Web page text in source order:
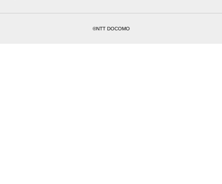
©NTT DOCOMO